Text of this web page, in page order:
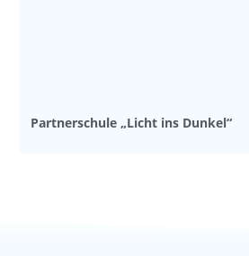
Partnerschule „Licht ins Dunkel“